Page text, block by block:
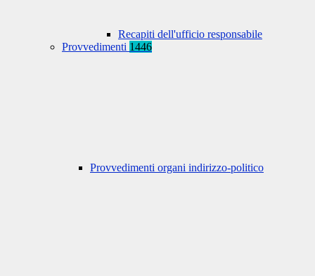
Recapiti dell'ufficio responsabile
Provvedimenti 1446
Provvedimenti organi indirizzo-politico